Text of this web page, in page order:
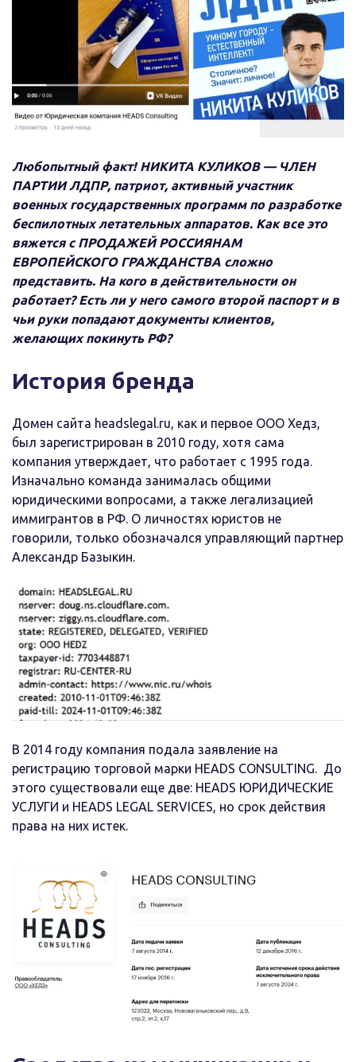
Любопытный факт! НИКИТА КУЛИКОВ — ЧЛЕН
ПАРТИИ ЛДПР, патриот, активный участник
военных государственных программ по разработке
беспилотных летательных аппаратов. Как все это
вяжется с ПРОДАЖЕЙ РОССИЯНАМ
ЕВРОПЕЙСКОГО ГРАЖДАНСТВА сложно
представить. На кого в действительности он
работает? Есть ли у него самого второй паспорт и в
чьи руки попадают документы клиентов,
желающих покинуть РФ?
История бренда
Домен сайта headslegal.ru, как и первое ООО Хедз,
был зарегистрирован в 2010 году, хотя сама
компания утверждает, что работает с 1995 года.
Изначально команда занималась общими
юридическими вопросами, а также легализацией
иммигрантов в РФ. О личностях юристов не
говорили, только обозначался управляющий партнер
Александр Базыкин.
В 2014 году компания подала заявление на
регистрацию торговой марки HEADS CONSULTING
До
этого существовали еще две: HEADS ЮРИДИЧЕСКИЕ
УСЛУГИ и HEADS LEGAL SERVICES , но срок действия
права на них истек.